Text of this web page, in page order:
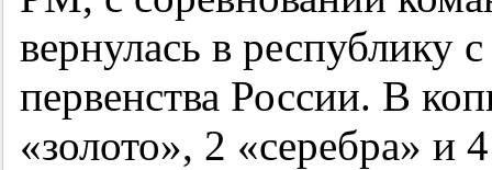
вернулась в республику
первенства России. В
«золото», 2 «серебра»